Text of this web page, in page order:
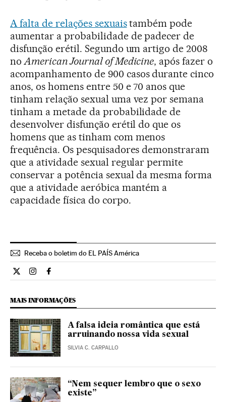
A falta de relações sexuaistambém pode
aumentar a probabilidade de padecer de
disfunção erétil. Segundo um artigo de 2008
no American Journal of Medicine, após fazer o
acompanhamento de 900 casos durante cinco
anos, os homens entre 50 e 70 anos que
tinham relação sexual uma vez por semana
tinham a metade da probabilidade de
desenvolver disfunção erétil do que os
homens que as tinham com menos
frequência. Os pesquisadores demonstraram
que a atividade sexual regular permite
conservar a potência sexual da mesma forma
que a atividade aeróbica mantém a
capacidade física do corpo.
Receba o boletim do EL PAÍS América
Ciencia El País Brasil en Twitter
Ciencia El País Brasil en Instagram
Ciencia El País Brasil en Facebook
MAIS INFORMAÇÕES
A falsa ideia romântica que está
arruinando nossa vida sexual
SILVIA C. CARPALLO
“Nem sequer lembro que o sexo
existe”